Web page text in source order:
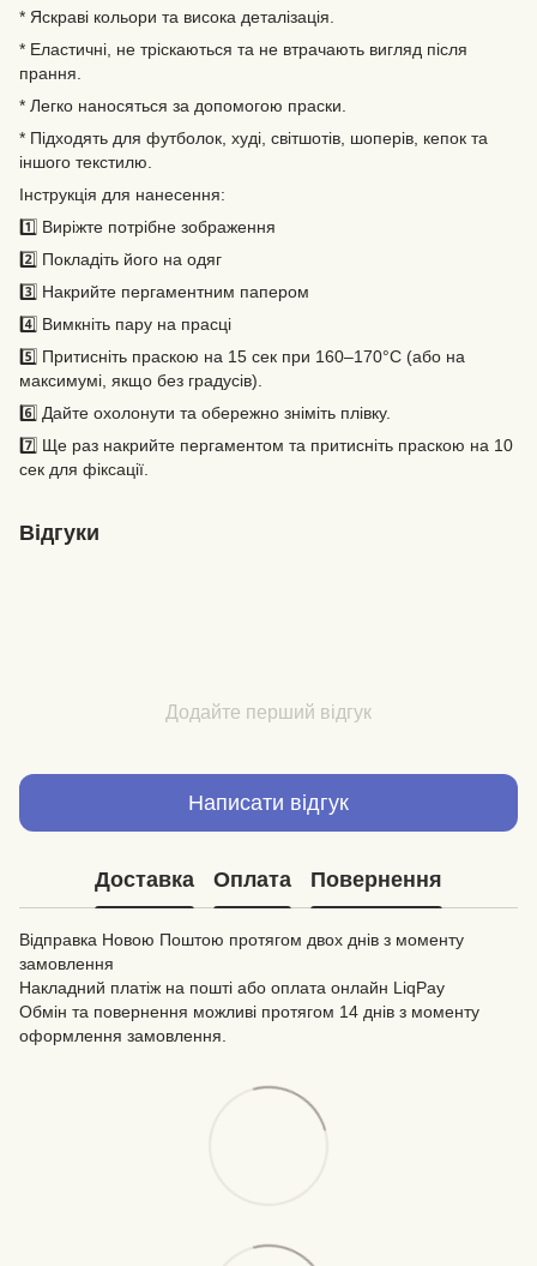
* Яскраві кольори та висока деталізація.
* Еластичні, не тріскаються та не втрачають вигляд після
прання.
* Легко наносяться за допомогою праски.
* Підходять для футболок, худі, світшотів, шоперів, кепок та
іншого текстилю.
Інструкція для нанесення:
1️⃣ Виріжте потрібне зображення
2️⃣ Покладіть його на одяг
3️⃣ Накрийте пергаментним папером
4️⃣ Вимкніть пару на прасці
5️⃣ Притисніть праскою на 15 сек при 160–170°C (або на
максимумі, якщо без градусів).
6️⃣ Дайте охолонути та обережно зніміть плівку.
7️⃣ Ще раз накрийте пергаментом та притисніть праскою на 10
сек для фіксації.
Відгуки
Додайте перший відгук
Написати відгук
Доставка Оплата Повернення
Відправка Новою Поштою протягом двох днів з моменту
замовлення
Накладний платіж на пошті або оплата онлайн LiqPay
Обмін та повернення можливі протягом 14 днів з моменту
оформлення замовлення.